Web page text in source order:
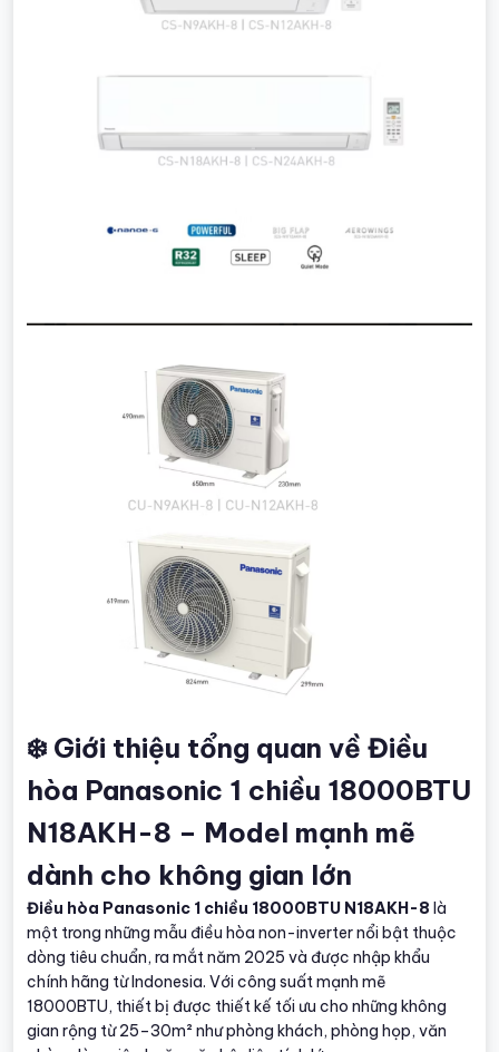
❄️ Giới thiệu tổng quan về Điều
hòa Panasonic 1 chiều 18000BTU
N18AKH-8 – Model mạnh mẽ
dành cho không gian lớn
Điều hòa Panasonic 1 chiều 18000BTU N18AKH-8 là
một trong những mẫu điều hòa non-inverter nổi bật thuộc
dòng tiêu chuẩn, ra mắt năm 2025 và được nhập khẩu
chính hãng từ Indonesia. Với công suất mạnh mẽ
18000BTU, thiết bị được thiết kế tối ưu cho những không
gian rộng từ 25–30m² như phòng khách, phòng họp, văn